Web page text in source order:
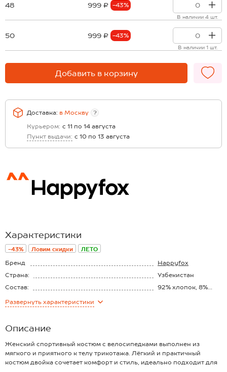
48 999 ₽ -43%
В наличии 4 шт.
50 999 ₽ -43%
В наличии 1 шт.
Добавить в корзину
Доставка: в Москву
?
Курьером: с 11 по 14 августа
Пункт выдачи: с 10 по 13 августа
Характеристики
-43% Ловим скидки ЛЕТО
Бренд
Happyfox
Страна:
Узбекистан
Состав:
92% хлопок, 8%
Материал:
Развернуть характеристики
Описание
Женский спортивный костюм с велосипедками выполнен из
мягкого и приятного к телу трикотажа. Лёгкий и практичный
костюм двойка сочетает комфорт и стиль, идеально подходит для